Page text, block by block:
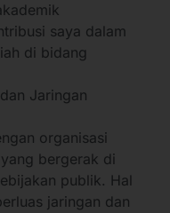
saya dalam
di bidang
Jaringan
organisasi
bergerak di
publik. Hal
jaringan dan